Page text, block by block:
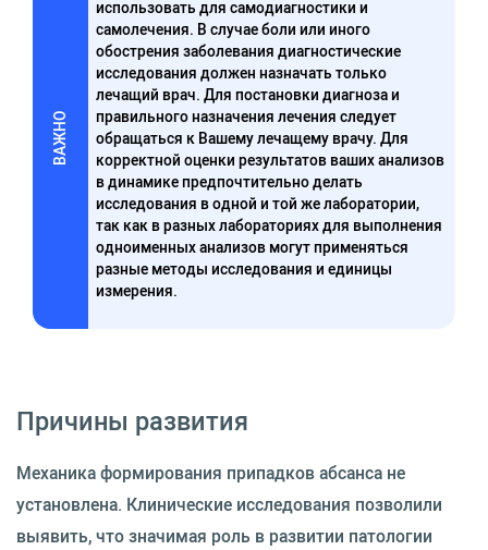
ВАЖНО
использовать для самодиагностики и
самолечения. В случае боли или иного
обострения заболевания диагностические
исследования должен назначать только
лечащий врач. Для постановки диагноза и
правильного назначения лечения следует
обращаться к Вашему лечащему врачу. Для
корректной оценки результатов ваших анализов
в динамике предпочтительно делать
исследования в одной и той же лаборатории,
так как в разных лабораториях для выполнения
одноименных анализов могут применяться
разные методы исследования и единицы
измерения.
Причины развития
Механика формирования припадков абсанса не
установлена. Клинические исследования позволили
выявить, что значимая роль в развитии патологии